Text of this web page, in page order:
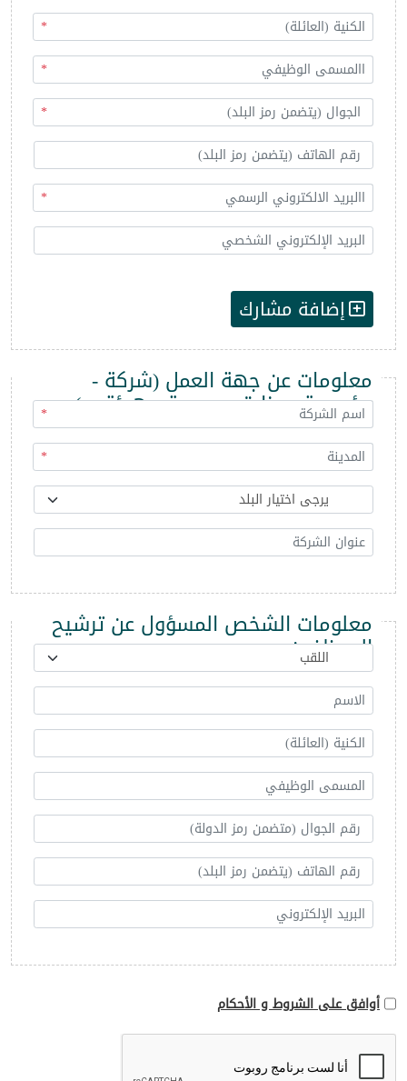
*
*
*
*
إضافة مشارك
معلومات عن جهة العمل (شركة -
مؤسسة - وزارة - مديرية - هيئة ...)
*
*
معلومات الشخص المسؤول عن ترشيح
الموظفين
أوافق على الشروط و الأحكام